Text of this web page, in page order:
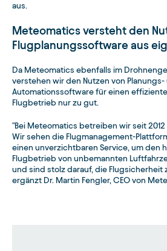
aus.
Meteomatics versteht den
Flugplanungssoftware aus
Da Meteomatics ebenfalls im
verstehen wir den Nutzen von Planungs-
Automationssoftware für einen
Flugbetrieb nur zu gut.
"Bei Meteomatics betreiben wir seit
Wir sehen die Flugmanagement-
einen unverzichtbaren Service, um den
Flugbetrieb von unbemannten
und sind stolz darauf, die Flugsicherheit
ergänzt Dr. Martin Fengler, CEO von